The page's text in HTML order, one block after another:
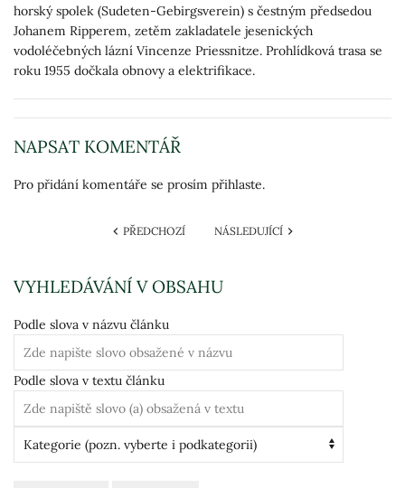
horský spolek (Sudeten-Gebirgsverein) s čestným předsedou
Johanem Ripperem, zetěm zakladatele jesenických
vodoléčebných lázní Vincenze Priessnitze. Prohlídková trasa se
roku 1955 dočkala obnovy a elektrifikace.
NAPSAT KOMENTÁŘ
Pro přidání komentáře se prosím přihlaste.
PŘEDCHOZÍ NÁSLEDUJÍCÍ
VYHLEDÁVÁNÍ V OBSAHU
Podle slova v názvu článku
Podle slova v textu článku